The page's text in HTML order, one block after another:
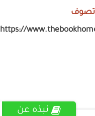
تصوف
https://
نبذه عن